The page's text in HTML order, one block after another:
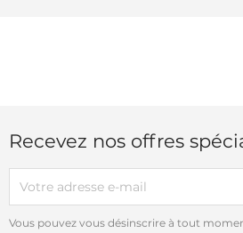
Recevez nos offres
Vous pouvez vous désinscrire à tout